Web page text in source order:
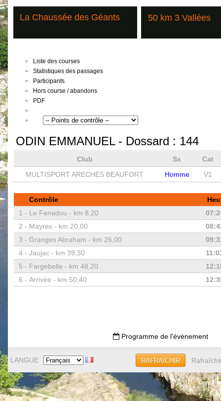
La Chaussée des Géants 50 km 3 Vallées
Liste des courses
Statistiques des passages
Participants
Hors course / abandons
PDF
ODIN EMMANUEL- Dossard : 144
Club Sx
Cat
MULTISPORT ARECHES BEAUFORT
Homme V1
Contrôle
1 - Le Fenadou - km 8,20
2 - Mayres - km 20,00
3 - Granges Abraham - km 26,00
4 - Jaujac - km 39,30
5 - Fargebelle - km 48,20
6 - Arrivée - km 50,40
Programme de l'évènement
LANGUE RAFRAÎCHIR